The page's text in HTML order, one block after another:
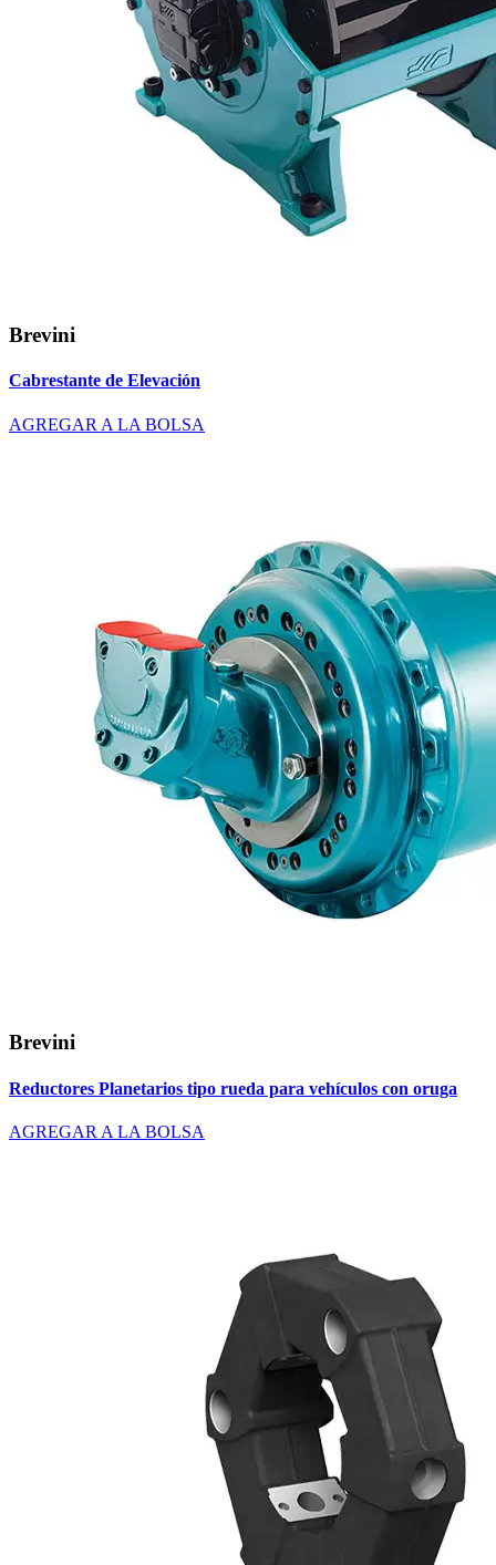
Brevini
Cabrestante de Elevación
AGREGAR A LA BOLSA
Brevini
Reductores Planetarios tipo rueda para vehículos con oruga
AGREGAR A LA BOLSA